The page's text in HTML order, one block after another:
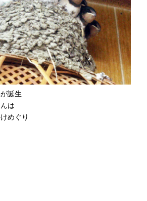
誕生
は
めぐり